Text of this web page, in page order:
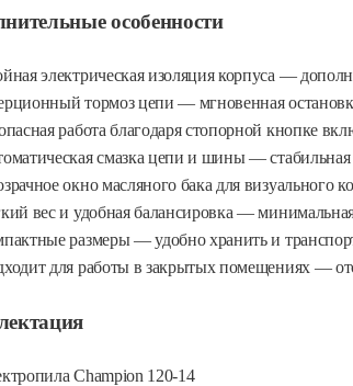
особенности
электрическая изоляция корпуса —
тормоз цепи — мгновенная
работа благодаря стопорной кнопке
смазка цепи и шины — стабильная
окно масляного бака для визуального
вес и удобная балансировка —
размеры — удобно хранить и
для работы в закрытых помещениях —
Champion 120-14